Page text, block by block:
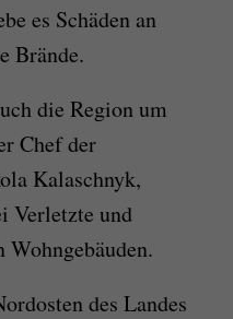
es Schäden an
Brände.
die Region um
Chef der
Kalaschnyk,
Verletzte und
Wohngebäuden.
des Landes